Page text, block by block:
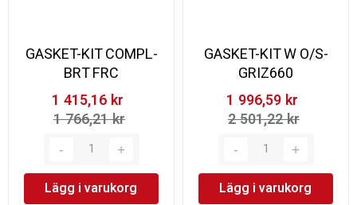
GASKET-KIT COMPL-
BRT FRC
1 415,16 kr‎
1 766,21 kr‎
Lägg i varukorg
GASKET-KIT W O/S-
GRIZ660
1 996,59 kr‎
2 501,22 kr‎
Lägg i varukorg